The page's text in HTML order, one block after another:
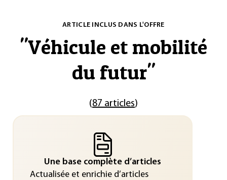
ARTICLE INCLUS DANS L'OFFRE
"Véhicule et mobilité
du futur"
(87 articles)
Une base complète d’articles
Actualisée et enrichie d’articles